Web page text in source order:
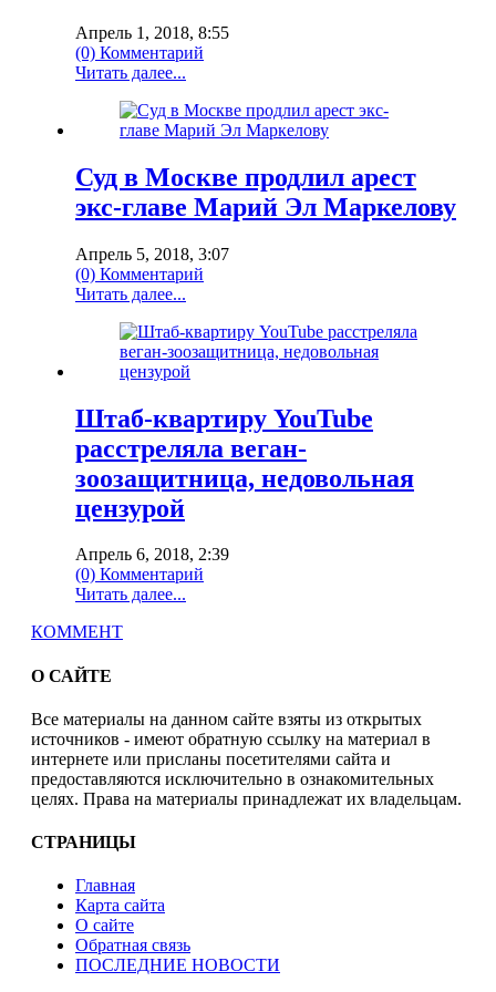
Апрель 1, 2018, 8:55
(0) Комментарий
Читать далее...
Суд в Москве продлил арест
экс-главе Марий Эл Маркелову
Апрель 5, 2018, 3:07
(0) Комментарий
Читать далее...
Штаб-квартиру YouTube
расстреляла веган-
зоозащитница, недовольная
цензурой
Апрель 6, 2018, 2:39
(0) Комментарий
Читать далее...
КОММЕНТ
О САЙТЕ
Все материалы на данном сайте взяты из открытых
источников - имеют обратную ссылку на материал в
интернете или присланы посетителями сайта и
предоставляются исключительно в ознакомительных
целях. Права на материалы принадлежат их владельцам.
СТРАНИЦЫ
Главная
Карта сайта
О сайте
Обратная связь
ПОСЛЕДНИЕ НОВОСТИ